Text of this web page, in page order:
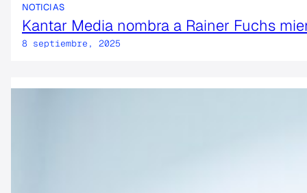
NOTICIAS
Kantar Media nombra a Rainer Fuchs
8 septiembre, 2025